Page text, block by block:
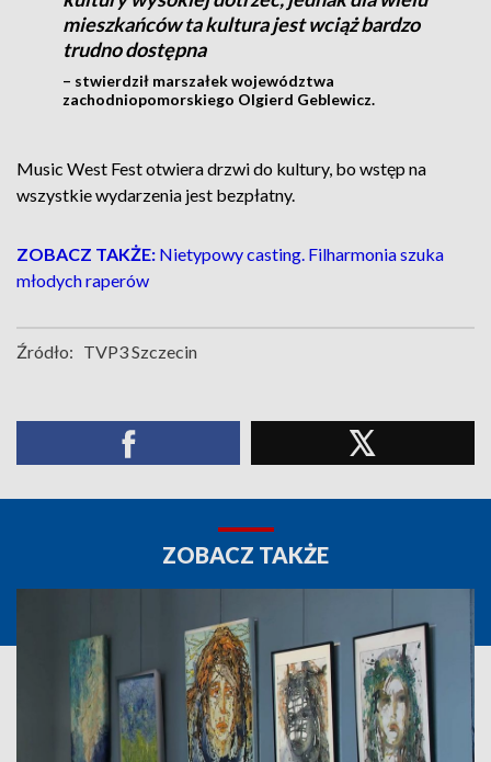
mieszkańców ta kultura jest wciąż bardzo
trudno dostępna
– stwierdził marszałek województwa
zachodniopomorskiego Olgierd Geblewicz.
Music West Fest otwiera drzwi do kultury, bo wstęp na
wszystkie wydarzenia jest bezpłatny.
ZOBACZ TAKŻE: Nietypowy casting. Filharmonia szuka
młodych raperów
Źródło: TVP3 Szczecin
ZOBACZ TAKŻE